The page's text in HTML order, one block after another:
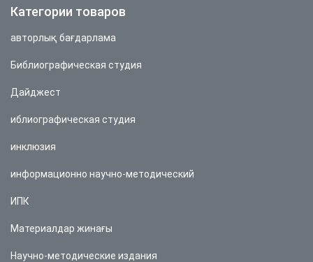
Категории товаров
авторлық бағдарлама
Библиографическая студия
Дайджест
иблиографическая студия
инклюзия
информационно научно-методический
ИПК
Материалдар жинағы
Научно-методические издания